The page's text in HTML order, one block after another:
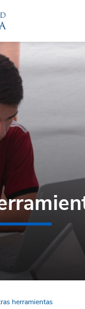
herramientas